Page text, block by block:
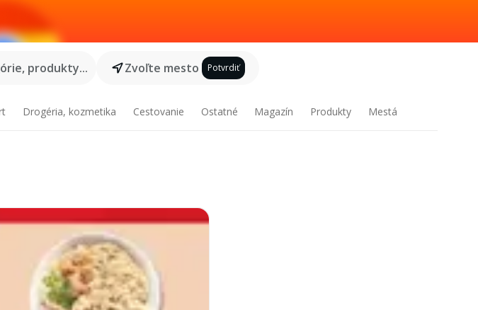
produkty...
Zvoľte mesto Potvrdiť
Drogéria, kozmetika Cestovanie Ostatné Magazín Produkty Mestá